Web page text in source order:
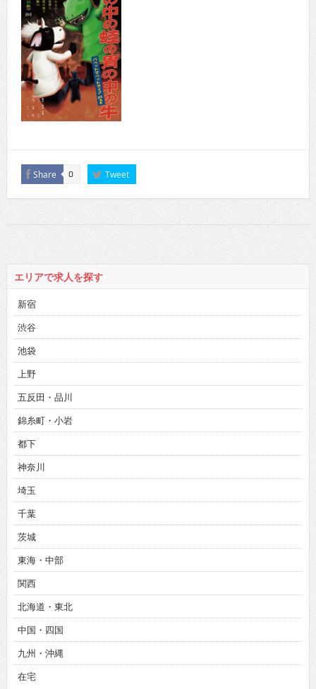
Share 0 Tweet
エリアで求人を探す
新宿
渋谷
池袋
上野
五反田・品川
錦糸町・小岩
都下
神奈川
埼玉
千葉
茨城
東海・中部
関西
北海道・東北
中国・四国
九州・沖縄
在宅